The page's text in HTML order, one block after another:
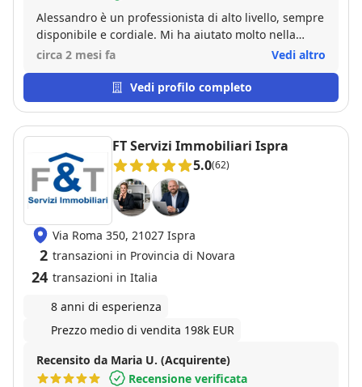
Alessandro è un professionista di alto livello, sempre
disponibile e cordiale. Mi ha aiutato molto nella
vendita della mia casa e sono molto contento del suo
circa 2 mesi fa Vedi altro
Vedi profilo completo
FT Servizi Immobiliari Ispra
5.0(62)
Via Roma 350, 21027 Ispra
2 transazioni in Provincia di Novara
24 transazioni in Italia
8 anni di esperienza
Prezzo medio di vendita 198k EUR
Recensito da Maria U. (Acquirente)
Recensione verificata